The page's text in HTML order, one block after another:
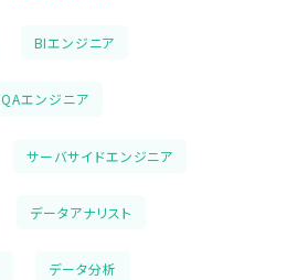
BIエンジニア
QAエンジニア
サーバサイドエンジニア
データアナリスト
データ分析